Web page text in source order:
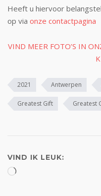
Heeft u hiervoor
op via onze contactpagina
VIND MEER FOTO’S IN
2021 Antwerpen
Greatest Gift Greatest
VIND IK LEUK:
Aan